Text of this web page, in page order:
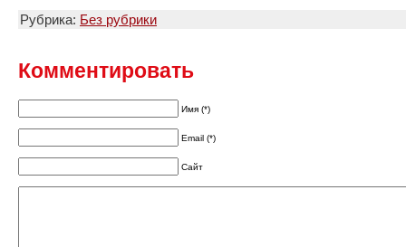
Рубрика: Без рубрики
Комментировать
Имя (*)
Email (*)
Сайт